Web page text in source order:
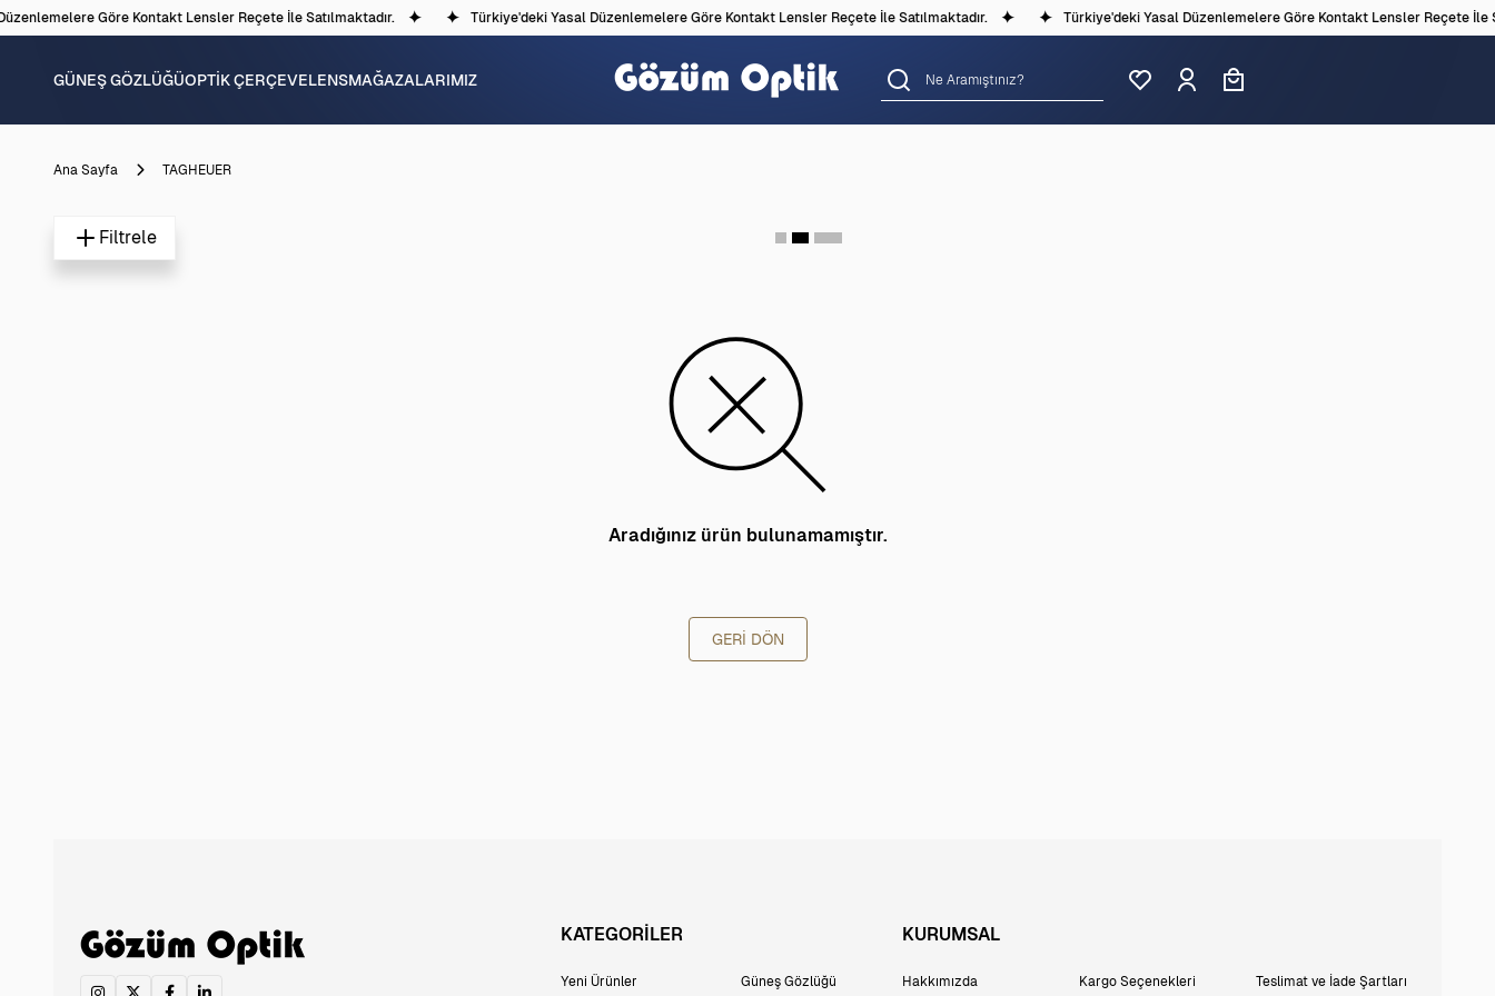
Göre Kontakt Lensler Reçete İle Satılmaktadır. Türkiye'deki Yasal Düzenlemelere Göre Kontakt Lensler Reçete İle Satılmaktadır. Türkiye'deki Yasal Düzenlemelere Göre Kontakt Lensler Reçete İle
GÜNEŞ GÖZLÜĞÜOPTİK ÇERÇEVELENSMAĞAZALARIMIZ
Ana Sayfa TAGHEUER
Filtrele
Aradığınız ürün bulunamamıştır.
GERI DÖN
KATEGORİLER
Yeni Ürünler Güneş Gözlüğü
KURUMSAL
Hakkımızda Kargo Seçenekleri Teslimat ve İade Şartları